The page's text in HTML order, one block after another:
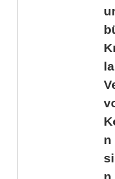
n
n